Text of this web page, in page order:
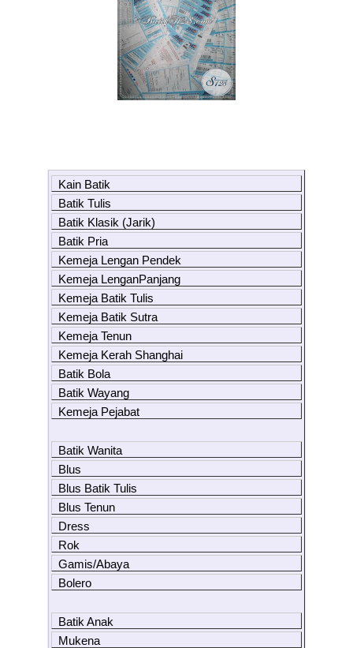
Kain Batik
Batik Tulis
Batik Klasik (Jarik)
Batik Pria
Kemeja Lengan Pendek
Kemeja LenganPanjang
Kemeja Batik Tulis
Kemeja Batik Sutra
Kemeja Tenun
Kemeja Kerah Shanghai
Batik Bola
Batik Wayang
Kemeja Pejabat
Batik Wanita
Blus
Blus Batik Tulis
Blus Tenun
Dress
Rok
Gamis/Abaya
Bolero
Batik Anak
Mukena